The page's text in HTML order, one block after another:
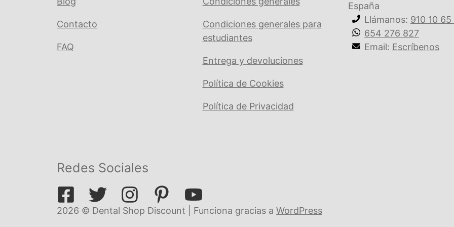
Contacto
FAQ
Condiciones generales para
estudiantes
Entrega y devoluciones
Política de Cookies
Política de Privacidad
España
Llámanos: 910 10 65
654 276 827
Email: Escríbenos
Redes Sociales
2026 © Dental Shop Discount | Funciona gracias a WordPress